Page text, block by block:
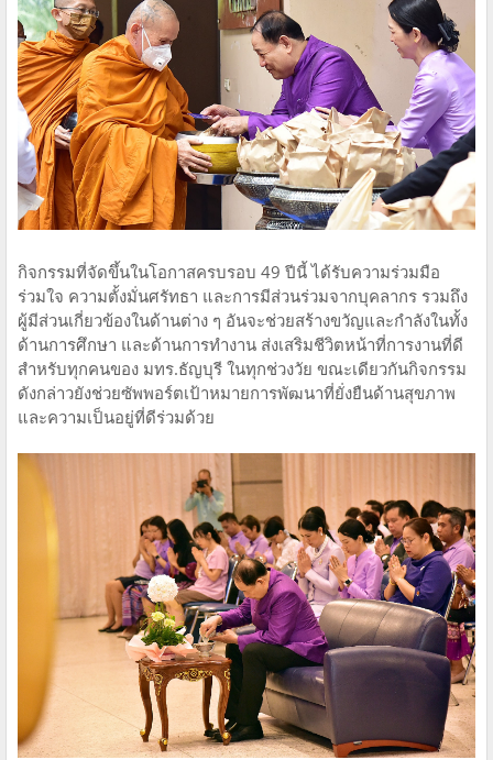
กิจกรรมที่จัดขึ้นในโอกาสครบรอบ 49 ปีนี้ ได้รับความร่วมมือ
ร่วมใจ ความตั้งมั่นศรัทธา และการมีส่วนร่วมจากบุคลากร รวมถึง
ผู้มีส่วนเกี่ยวข้องในด้านต่าง ๆ อันจะช่วยสร้างขวัญและกำลังในทั้ง
ด้านการศึกษา และด้านการทำงาน ส่งเสริมชีวิตหน้าที่การงานที่ดี
สำหรับทุกคนของ มทร.ธัญบุรี ในทุกช่วงวัย ขณะเดียวกันกิจกรรม
ดังกล่าวยังช่วยซัพพอร์ตเป้าหมายการพัฒนาที่ยั่งยืนด้านสุขภาพ
และความเป็นอยู่ที่ดีร่วมด้วย